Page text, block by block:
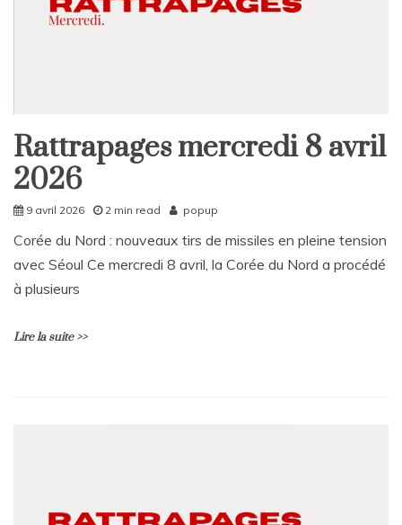
Rattrapages
Rattrapages
Rattrapages mercredi 8 avril
2026
9 avril 2026 2 min read popup
Corée du Nord : nouveaux tirs de missiles en pleine tension
avec Séoul Ce mercredi 8 avril, la Corée du Nord a procédé
à plusieurs
Lire la suite >>